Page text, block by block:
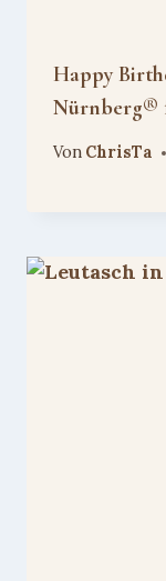
Happy
Nürnberg®
Von ChrisTa